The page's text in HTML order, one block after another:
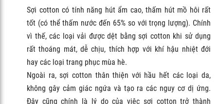
Sợi cotton có tính năng hút ẩm cao, thấm hút mồ hôi rất
tốt (có thể thấm nước đến 65% so với trọng lượng). Chính
vì thế, các loại vải được dệt bằng sợi cotton khi sử dụng
rất thoáng mát, dễ chịu, thích hợp với khí hậu nhiệt đới
hay các loại trang phục mùa hè.
Ngoài ra, sợi cotton thân thiện với hầu hết các loại da,
không gây cảm giác ngứa và tạo ra các nguy cơ dị ứng.
Đây cũng chính là lý do của việc sợi cotton trở thành